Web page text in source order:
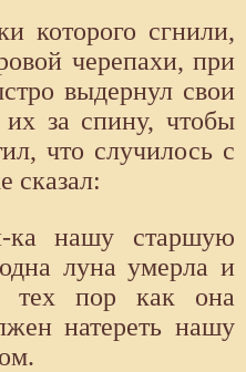
которого сгнили,
черепахи, при
выдернул свои
за спину, чтобы
что случилось с
сказал:
ка нашу старшую
луна умерла и
тех пор как она
натереть нашу